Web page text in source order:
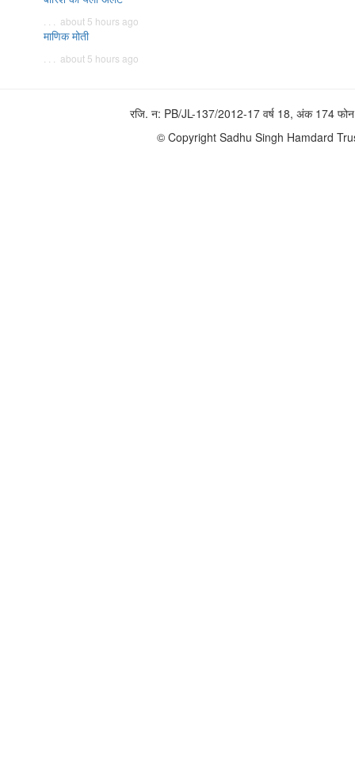
. . . about 5 hours ago
माणिक मोती
. . . about 5 hours ago
रजि. न: PB/JL-137/2012-17 वर्ष 18, अंक 174
© Copyright Sadhu Singh Hamdard